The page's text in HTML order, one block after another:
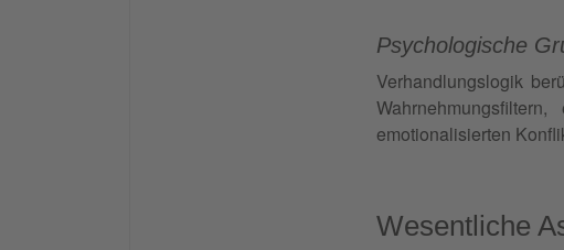
Psychologische
Verhandlungslogik
emotionalisierten
Wesentliche